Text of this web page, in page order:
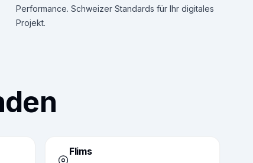
Performance. Schweizer Standards für Ihr digitales
Projekt.
Flims